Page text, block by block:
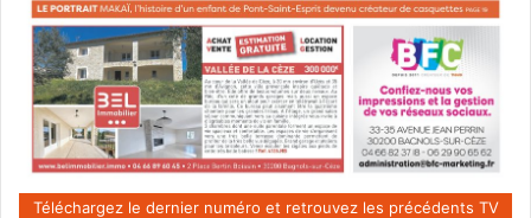
Téléchargez le dernier numéro et retrouvez les précédents TV